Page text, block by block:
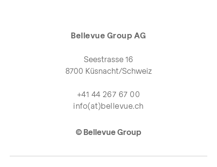
Bellevue Group AG
Seestrasse 16
8700 Küsnacht/Schweiz
+41 44 267 67 00
info(at)bellevue.ch
© Bellevue Group